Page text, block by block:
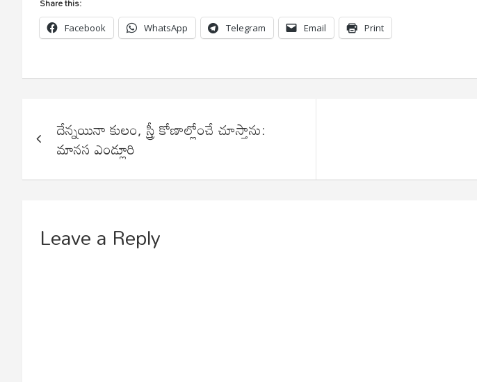
Facebook WhatsApp Telegram Email Print
Post
navigation
దేన్నయినా కులం, స్త్రీ కోణాల్లోంచే చూస్తాను:
మానస ఎండ్లూరి
Leave a Reply